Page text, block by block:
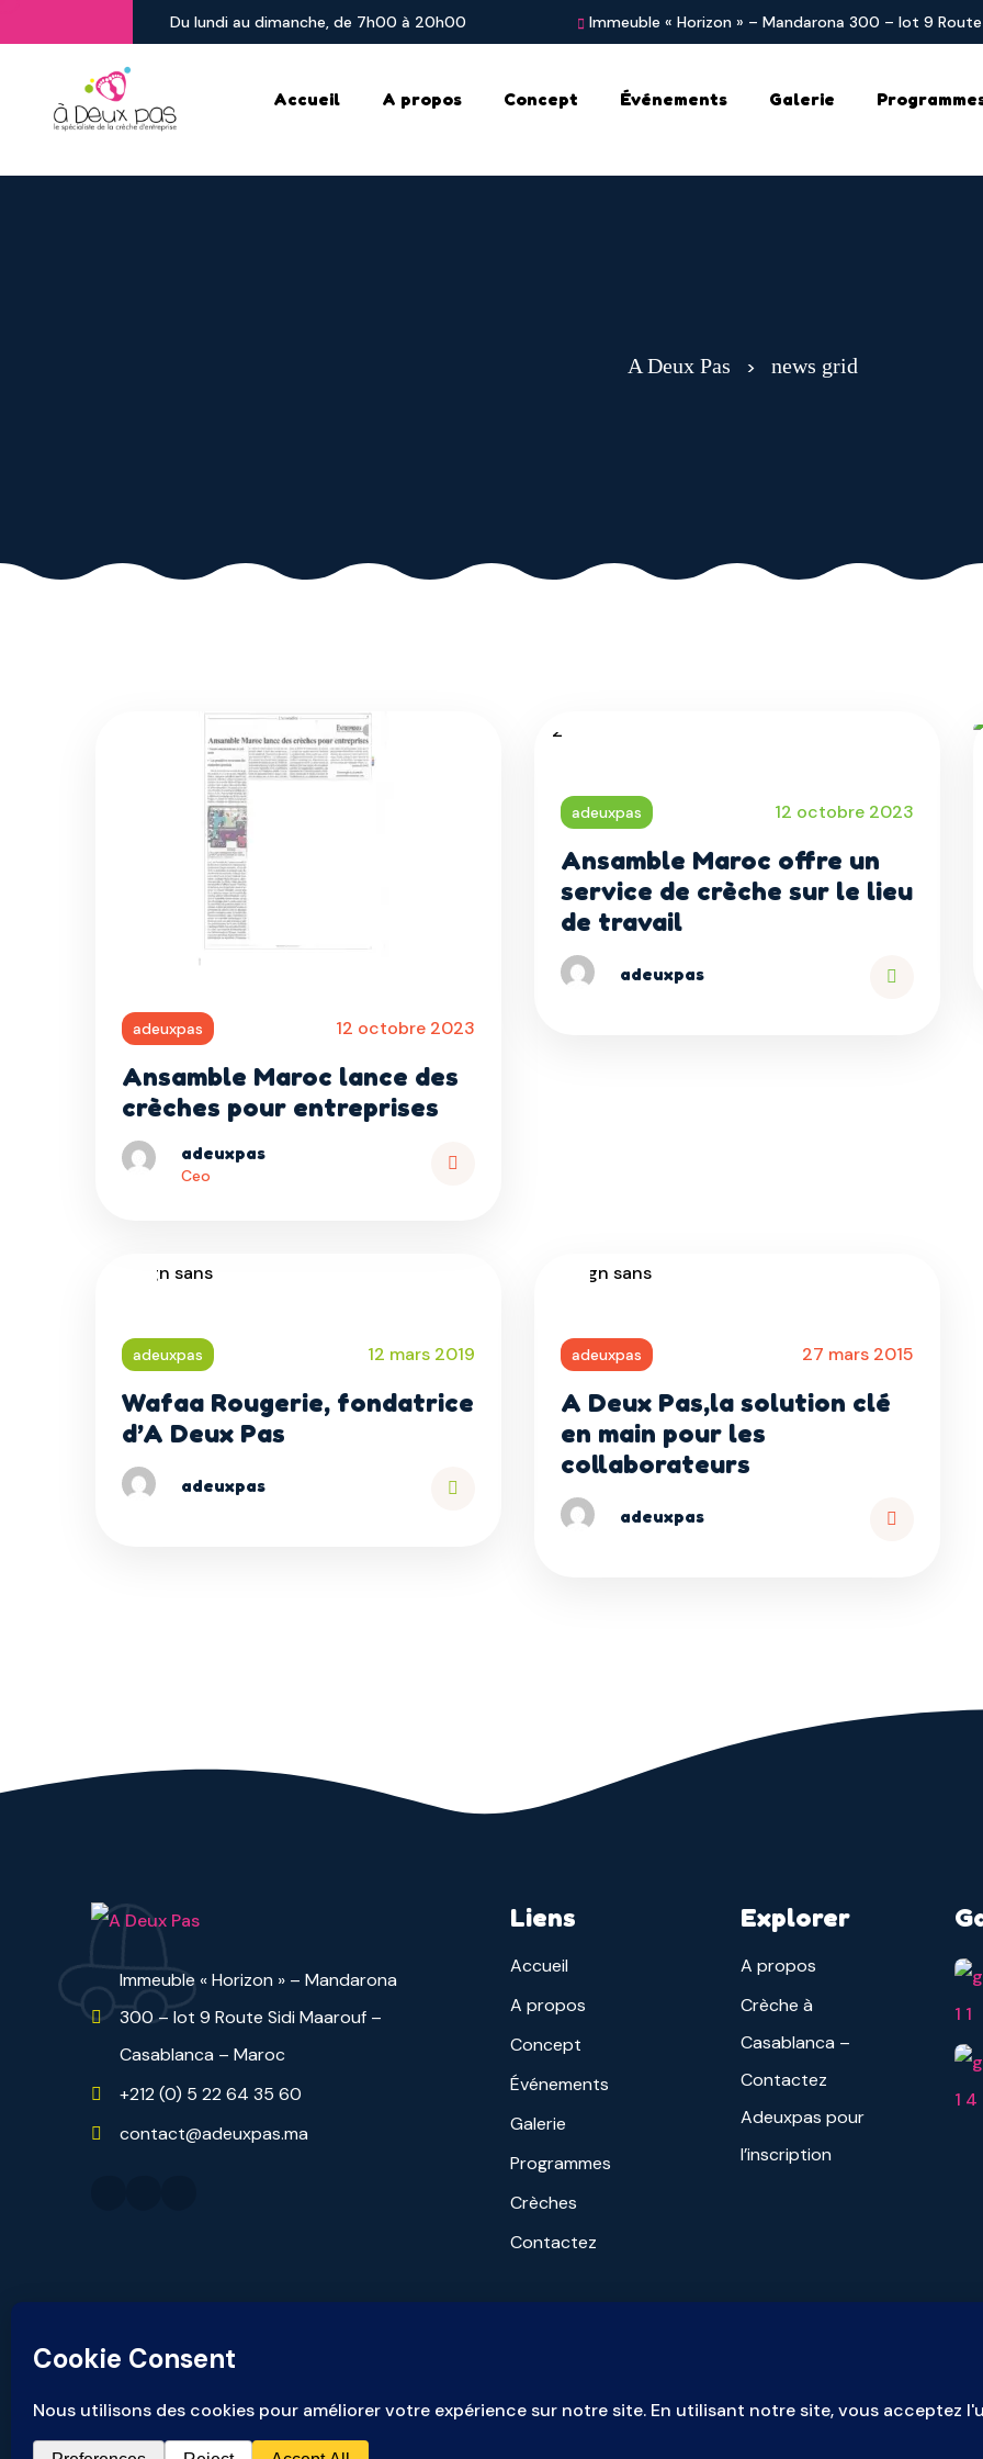
Du lundi au dimanche, de 7h00 à 20h00 Immeuble « Horizon » – Mandarona 300 – lot 9
Accueil A propos Concept Événements Galerie
A Deux Pas > news grid
adeuxpas 12 octobre 2023
Ansamble Maroc lance des
crèches pour entreprises
adeuxpas
Ceo
adeuxpas 12 octobre 2023
Ansamble Maroc offre un
service de crèche sur le lieu
de travail
adeuxpas
adeuxpas 12 mars 2019
Wafaa Rougerie, fondatrice
d’A Deux Pas
adeuxpas
adeuxpas 27 mars 2015
A Deux Pas,la solution clé
en main pour les
collaborateurs
adeuxpas
Immeuble « Horizon » – Mandarona
300 – lot 9 Route Sidi Maarouf –
Casablanca – Maroc
+212 (0) 5 22 64 35 60
contact@adeuxpas.ma
Liens
Accueil
A propos
Concept
Événements
Galerie
Programmes
Crèches
Contactez
Explorer
A propos
Crèche à
Casablanca –
Contactez
Adeuxpas pour
l’inscription